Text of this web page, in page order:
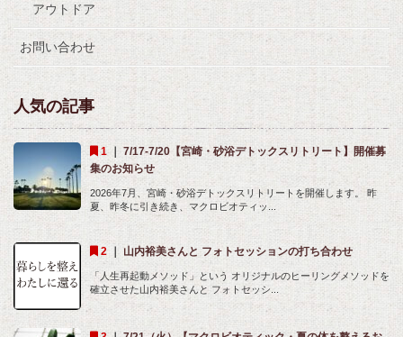
アウトドア
お問い合わせ
人気の記事
7/17-7/20【宮崎・砂浴デトックスリトリート】開催募
集のお知らせ
2026年7月、宮崎・砂浴デトックスリトリートを開催します。 昨
夏、昨冬に引き続き、マクロビオティッ...
｜ 山内裕美さんと フォトセッションの打ち合わせ
「人生再起動メソッド」という オリジナルのヒーリングメソッドを
確立させた山内裕美さんと フォトセッシ...